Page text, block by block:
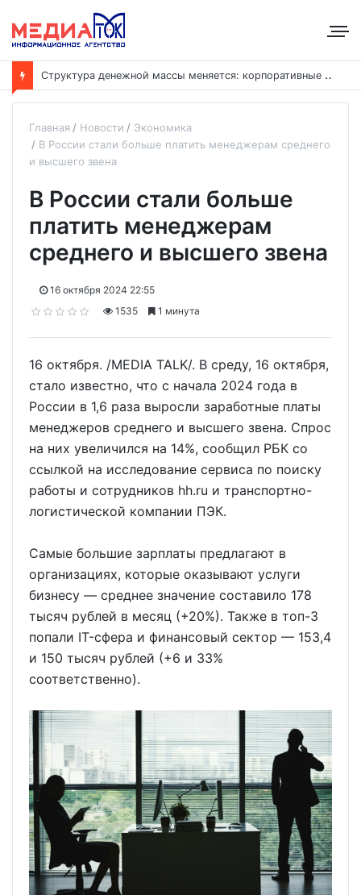
С
труктура денежной массы меняется: корпоративные депозиты обогнали вклады населения
Главная Новости
Экономика
В России стали больше платить менеджерам среднего
и высшего звена
В России стали больше
платить менеджерам
среднего и высшего звена
16 октября 2024 22:55
1535
1 минута
16 октября. /MEDIA TALK/. В среду, 16 октября,
стало известно, что с начала 2024 года в
России в 1,6 раза выросли заработные платы
менеджеров среднего и высшего звена. Спрос
на них увеличился на 14%, сообщил РБК со
ссылкой на исследование сервиса по поиску
работы и сотрудников hh.ru и транспортно-
логистической компании ПЭК.
Самые большие зарплаты предлагают в
организациях, которые оказывают услуги
бизнесу — среднее значение составило 178
тысяч рублей в месяц (+20%). Также в топ-3
попали IT-сфера и финансовый сектор — 153,4
и 150 тысяч рублей (+6 и 33%
соответственно).